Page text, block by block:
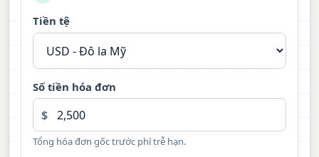
Tiền tệ
Số tiền hóa đơn
$
Tổng hóa đơn gốc trước phí trễ hạn.